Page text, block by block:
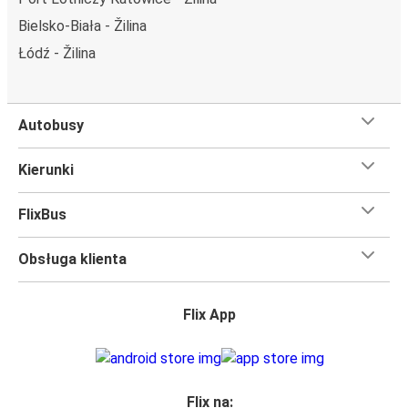
FlixBusa znajdziesz dzięki mapie zamieszczonej na stronie.
Czego się spodziewać na pokładzie FlixBusa na
trasie Žilina - Poznań
oznacza wygodną podróż w wielkim stylu, z
udogodnieniami
Większość naszych autobusów jest wyposażona w
jedną sztuka bagażu
nawet jeśli wybierasz się w długą podróż, nie musisz się
martwić, że nie wystarczy Ci miejsca w bagażu.
w naszych autobusach
zakupu biletu. Do wyboru maszmiejsce klasyczne,
Bielsko-Biała - Žilina
Łódź - Žilina
Autobusy
Kierunki
FlixBus
Obsługa klienta
Flix App
Flix na: